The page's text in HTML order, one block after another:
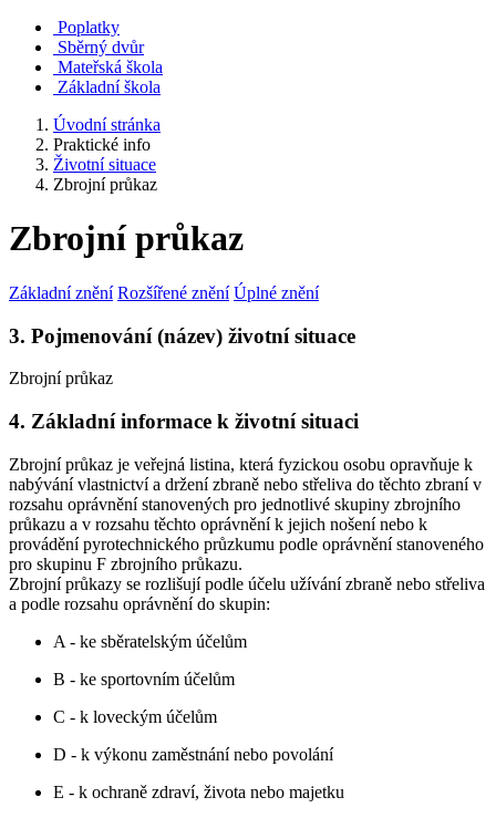
Poplatky
Sběrný dvůr
Mateřská škola
Základní škola
Úvodní stránka
Praktické info
Životní situace
Zbrojní průkaz
Zbrojní průkaz
Základní znění Rozšířené znění Úplné znění
3. Pojmenování (název) životní situace
Zbrojní průkaz
4. Základní informace k životní situaci
Zbrojní průkaz je veřejná listina, která fyzickou osobu opravňuje k
nabývání vlastnictví a držení zbraně nebo střeliva do těchto zbraní v
rozsahu oprávnění stanovených pro jednotlivé skupiny zbrojního
průkazu a v rozsahu těchto oprávnění k jejich nošení nebo k
provádění pyrotechnického průzkumu podle oprávnění stanoveného
pro skupinu F zbrojního průkazu.
Zbrojní průkazy se rozlišují podle účelu užívání zbraně nebo střeliva
a podle rozsahu oprávnění do skupin:
A - ke sběratelským účelům
B - ke sportovním účelům
C - k loveckým účelům
D - k výkonu zaměstnání nebo povolání
E - k ochraně zdraví, života nebo majetku